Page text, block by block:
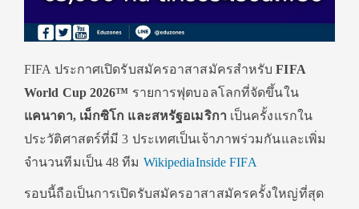
FIFA ประกาศเปิดรับสมัครอาสาสมัครสำหรับFIFA
World Cup 2026™ รายการฟุตบอลโลกที่จัดขึ้นใน
แคนาดา, เม็กซิโก และสหรัฐอเมริกา เป็นครั้งแรกใน
ประวัติศาสตร์ที่มี 3 ประเทศเป็นเจ้าภาพร่วมกันและเพิ่ม
จำนวนทีมเป็น 48 ทีม WikipediaInside FIFA
รอบนี้ถือเป็นการเปิดรับสมัครอาสาสมัครครั้งใหญ่ที่สุด